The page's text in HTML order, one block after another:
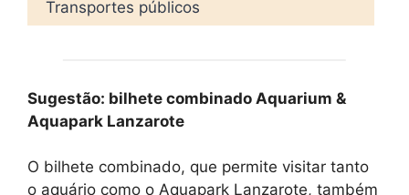
Transportes públicos
Sugestão: bilhete combinado Aquarium &
Aquapark Lanzarote
O bilhete combinado, que permite visitar tanto
o aquário como o Aquapark Lanzarote, também